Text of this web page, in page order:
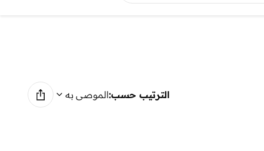
الترتيب حسب:الموصى به